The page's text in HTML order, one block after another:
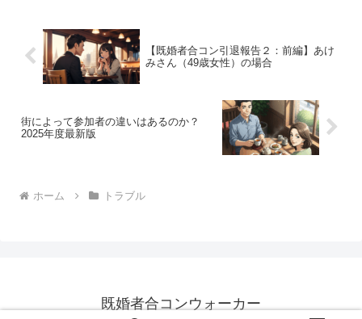
【既婚者合コン引退報告２：前編】あけ
みさん（49歳女性）の場合
街によって参加者の違いはあるのか？
2025年度最新版
ホーム トラブル
既婚者合コンウォーカー